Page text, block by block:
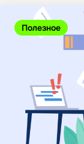
Полезное